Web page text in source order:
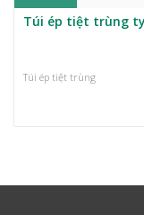
Túi ép tiệt trùng
Túi ép tiệt trùng